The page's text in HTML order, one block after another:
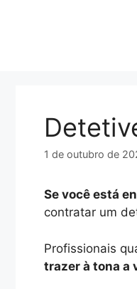
1 de outubro de
Se você está
contratar um
Profissionais
trazer à tona a